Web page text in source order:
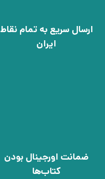
ارسال سریع به تمام نقاط
ایران
ضمانت اورجینال بودن
کتاب‌ها